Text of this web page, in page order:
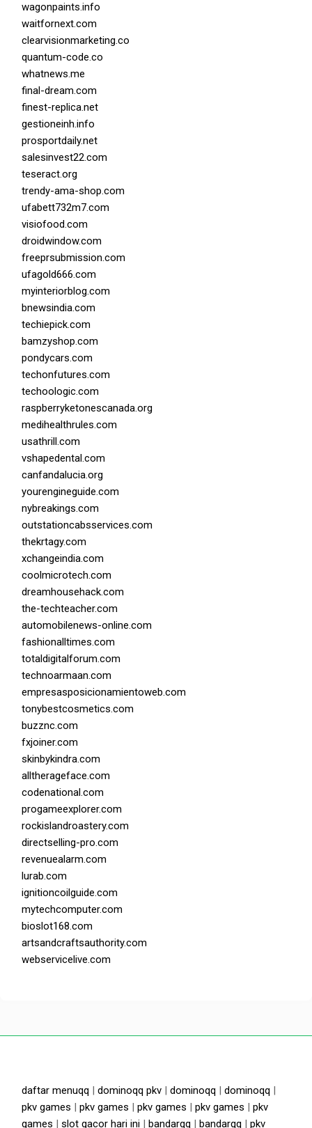
wagonpaints.info
waitfornext.com
clearvisionmarketing.co
quantum-code.co
whatnews.me
final-dream.com
finest-replica.net
gestioneinh.info
prosportdaily.net
salesinvest22.com
teseract.org
trendy-ama-shop.com
ufabett732m7.com
visiofood.com
droidwindow.com
freeprsubmission.com
ufagold666.com
myinteriorblog.com
bnewsindia.com
techiepick.com
bamzyshop.com
pondycars.com
techonfutures.com
techoologic.com
raspberryketonescanada.org
medihealthrules.com
usathrill.com
vshapedental.com
canfandalucia.org
yourengineguide.com
nybreakings.com
outstationcabsservices.com
thekrtagy.com
xchangeindia.com
coolmicrotech.com
dreamhousehack.com
the-techteacher.com
automobilenews-online.com
fashionalltimes.com
totaldigitalforum.com
technoarmaan.com
empresasposicionamientoweb.com
tonybestcosmetics.com
buzznc.com
fxjoiner.com
skinbykindra.com
alltherageface.com
codenational.com
progameexplorer.com
rockislandroastery.com
directselling-pro.com
revenuealarm.com
lurab.com
ignitioncoilguide.com
mytechcomputer.com
bioslot168.com
artsandcraftsauthority.com
webservicelive.com
daftar menuqq | dominoqq pkv | dominoqq | dominoqq |
pkv games | pkv games | pkv games | pkv games | pkv
games | slot gacor hari ini | bandarqq | bandarqq | pkv